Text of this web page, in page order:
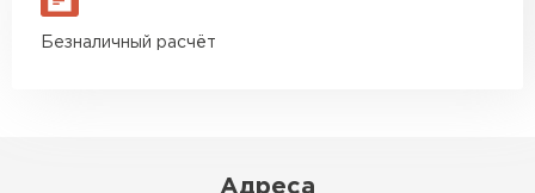
Безналичный расчёт
Адреса